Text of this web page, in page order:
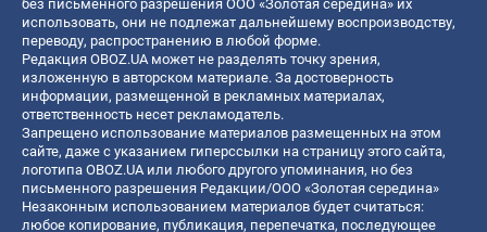
без письменного разрешения ООО «Золотая середина» их
использовать, они не подлежат дальнейшему воспроизводству,
переводу, распространению в любой форме.
Редакция OBOZ.UA может не разделять точку зрения,
изложенную в авторском материале. За достоверность
информации, размещенной в рекламных материалах,
ответственность несет рекламодатель.
Запрещено использование материалов размещенных на этом
сайте, даже с указанием гиперссылки на страницу этого сайта,
логотипа OBOZ.UA или любого другого упоминания, но без
письменного разрешения Редакции/ООО «Золотая середина»
Незаконным использованием материалов будет считаться:
любое копирование, публикация, перепечатка, последующее